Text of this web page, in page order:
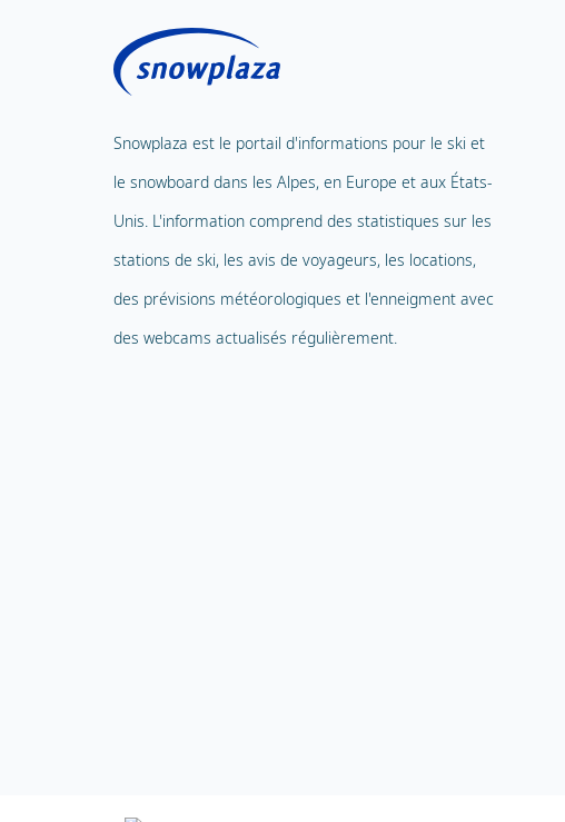
Snowplaza est le portail d'informations pour le ski et
le snowboard dans les Alpes, en Europe et aux États-
Unis. L'information comprend des statistiques sur les
stations de ski, les avis de voyageurs, les locations,
des prévisions météorologiques et l'enneigment avec
des webcams actualisés régulièrement.